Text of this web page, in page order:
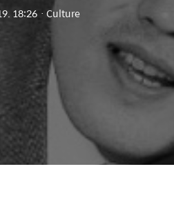
18:26ㆍ Culture